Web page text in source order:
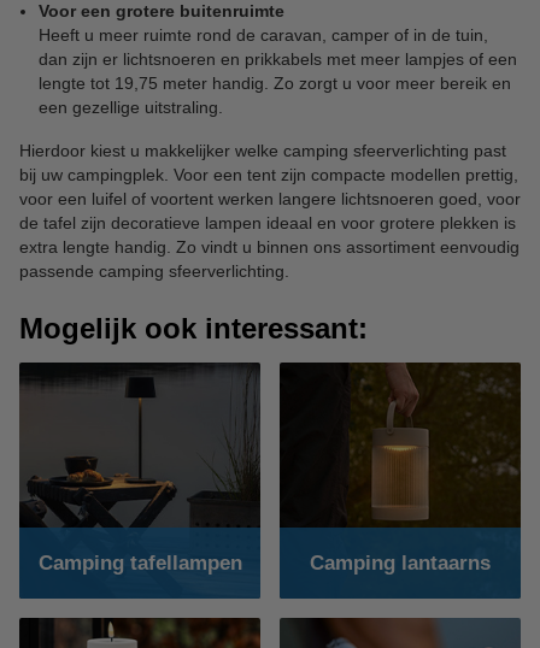
Voor een grotere buitenruimte
Heeft u meer ruimte rond de caravan, camper of in de tuin,
dan zijn er lichtsnoeren en prikkabels met meer lampjes of een
lengte tot 19,75 meter handig. Zo zorgt u voor meer bereik en
een gezellige uitstraling.
Hierdoor kiest u makkelijker welke camping sfeerverlichting past
bij uw campingplek. Voor een tent zijn compacte modellen prettig,
voor een luifel of voortent werken langere lichtsnoeren goed, voor
de tafel zijn decoratieve lampen ideaal en voor grotere plekken is
extra lengte handig. Zo vindt u binnen ons assortiment eenvoudig
passende camping sfeerverlichting.
Mogelijk ook interessant:
Camping tafellampen Camping lantaarns